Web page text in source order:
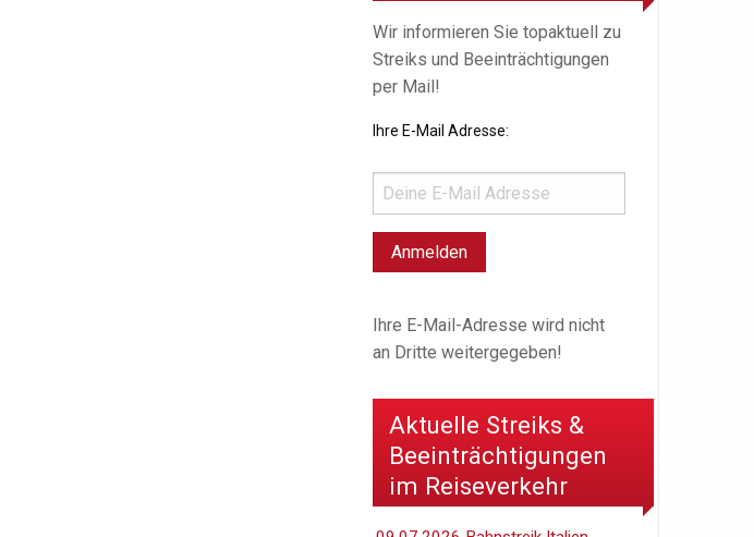
Wir informieren Sie topaktuell zu
Streiks und Beeinträchtigungen
per Mail!
Ihre E-Mail Adresse:
Ihre E-Mail-Adresse wird nicht
an Dritte weitergegeben!
Aktuelle Streiks &
Beeinträchtigungen
im Reiseverkehr